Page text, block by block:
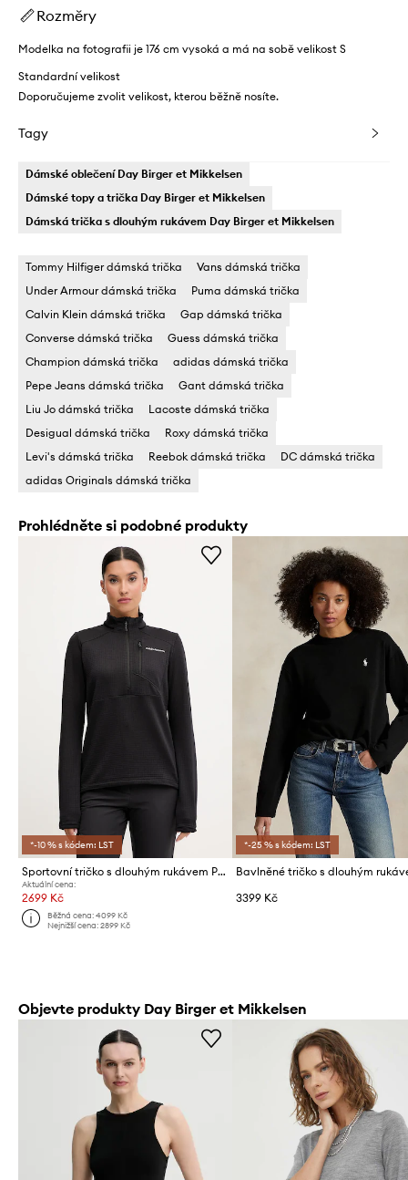
Rozměry
Modelka na fotografii je 176 cm vysoká a má na sobě velikost S
Standardní velikost
Doporučujeme zvolit velikost, kterou běžně nosíte.
Tagy
Dámské oblečení Day Birger et Mikkelsen
Dámské topy a trička Day Birger et Mikkelsen
Dámská trička s dlouhým rukávem Day Birger et Mikkelsen
Tommy Hilfiger dámská trička
Vans dámská trička
Under Armour dámská trička
Puma dámská trička
Calvin Klein dámská trička
Gap dámská trička
Converse dámská trička
Guess dámská trička
Champion dámská trička
adidas dámská trička
Pepe Jeans dámská trička
Gant dámská trička
Liu Jo dámská trička
Lacoste dámská trička
Desigual dámská trička
Roxy dámská trička
Levi's dámská trička
Reebok dámská trička
DC dámská trička
adidas Originals dámská trička
Prohlédněte si podobné produkty
*-10 % s kódem: LST
Sportovní tričko s dlouhým rukávem Peak Performance Trail
Aktuální cena:
2699 Kč
Běžná cena:4099 Kč
Nejnižší cena:2899 Kč
*-25 % s kódem: LST
3399 Kč
Objevte produkty Day Birger et Mikkelsen